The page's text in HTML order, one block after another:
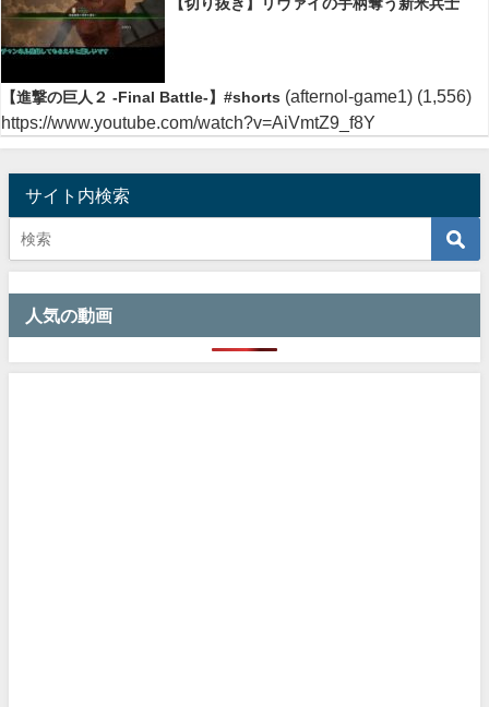
【切り抜き】リヴァイの手柄奪う新米兵士
【進撃の巨人２ -Final Battle-】#shorts (afternol-game1) (1,556)
https://www.youtube.com/watch?v=AiVmtZ9_f8Y
サイト内検索
人気の動画